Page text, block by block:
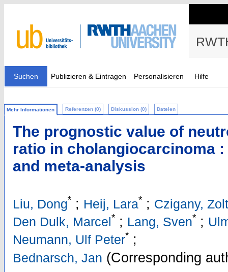
Suchen Publizieren & Eintragen Personalisieren Hilfe
Mehr Informationen Referenzen (0) Diskussion (0) Dateien
The prognostic value of
ratio in cholangiocarcinoma
and meta-analysis
Liu, Dong* ; Heij, Lara* ; Czigany,
Den Dulk, Marcel* ; Lang, Sven* ;
Neumann, Ulf Peter* ;
Bednarsch, Jan (Corresponding